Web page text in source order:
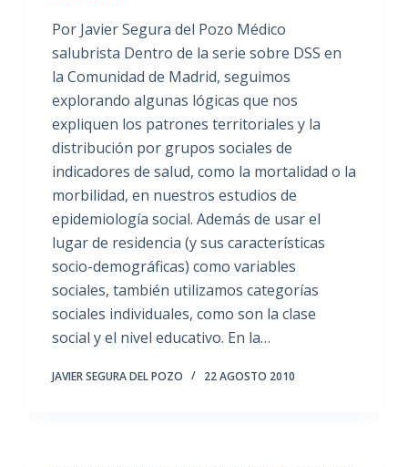
Por Javier Segura del Pozo Médico
salubrista Dentro de la serie sobre DSS en
la Comunidad de Madrid, seguimos
explorando algunas lógicas que nos
expliquen los patrones territoriales y la
distribución por grupos sociales de
indicadores de salud, como la mortalidad o la
morbilidad, en nuestros estudios de
epidemiología social. Además de usar el
lugar de residencia (y sus características
socio-demográficas) como variables
sociales, también utilizamos categorías
sociales individuales, como son la clase
social y el nivel educativo. En la…
JAVIER SEGURA DEL POZO 22 AGOSTO 2010